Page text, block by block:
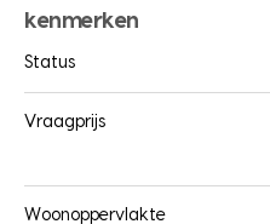
kenmerken
Status
Vraagprijs
Woonoppervlakte